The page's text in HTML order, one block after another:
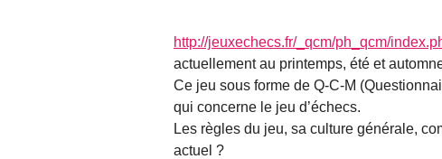
http://jeuxechecs.fr/_qcm/ph_qcm/
actuellement au printemps, été et
Ce jeu sous forme de Q-C-M
qui concerne le jeu d’échecs.
Les règles du jeu, sa culture générale,
actuel ?